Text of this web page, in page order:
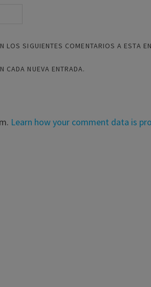
LOS SIGUIENTES COMENTARIOS A ESTA
CADA NUEVA ENTRADA.
Learn how your comment data is